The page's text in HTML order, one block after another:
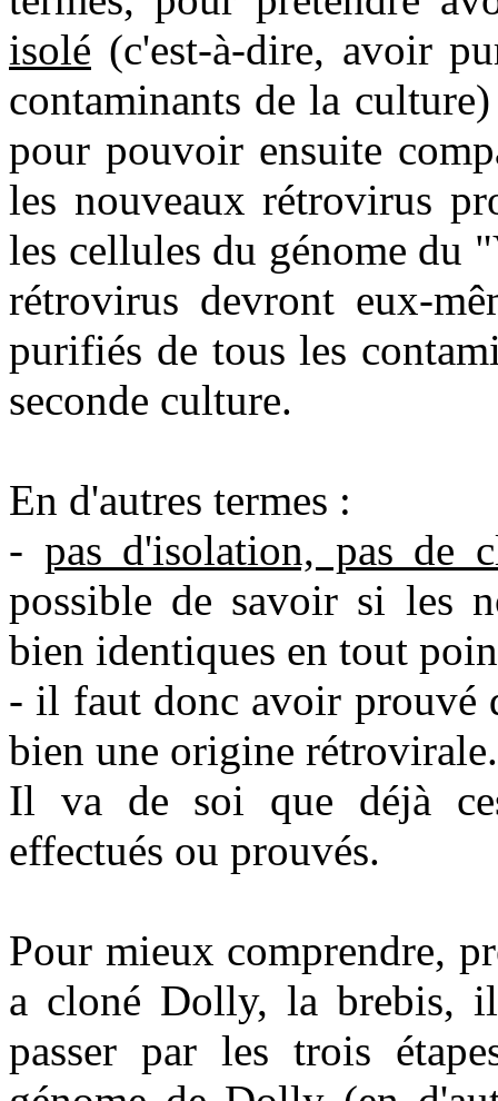
isolé (c'est-à-dire, avoir
contaminants de la
pour pouvoir ensuite
les nouveaux rétrovirus
les cellules du génome du
rétrovirus devront eux-
purifiés de tous les
seconde culture.
En d'autres termes :
- pas d'isolation, pas de
possible de savoir si les
bien identiques en tout
- il faut donc avoir prouvé
bien une origine rétrovirale.
Il va de soi que déjà
effectués ou prouvés.
Pour mieux comprendre,
a cloné Dolly, la brebis, il
passer par les trois